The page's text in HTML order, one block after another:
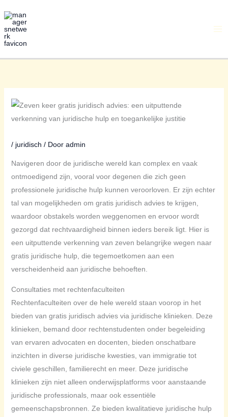
naar
de
inhoud
/ juridisch / Door admin
Navigeren door de juridische wereld kan complex en vaak
ontmoedigend zijn, vooral voor degenen die zich geen
professionele juridische hulp kunnen veroorloven. Er zijn echter
tal van mogelijkheden om gratis juridisch advies te krijgen,
waardoor obstakels worden weggenomen en ervoor wordt
gezorgd dat rechtvaardigheid binnen ieders bereik ligt. Hier is
een uitputtende verkenning van zeven belangrijke wegen naar
gratis juridische hulp, die tegemoetkomen aan een
verscheidenheid aan juridische behoeften.
Consultaties met rechtenfaculteiten
Rechtenfaculteiten over de hele wereld staan ​​voorop in het
bieden van gratis juridisch advies via juridische klinieken. Deze
klinieken, bemand door rechtenstudenten onder begeleiding
van ervaren advocaten en docenten, bieden onschatbare
inzichten in diverse juridische kwesties, van immigratie tot
civiele geschillen, familierecht en meer. Deze juridische
klinieken zijn niet alleen onderwijsplatforms voor aanstaande
juridische professionals, maar ook essentiële
gemeenschapsbronnen. Ze bieden kwalitatieve juridische hulp